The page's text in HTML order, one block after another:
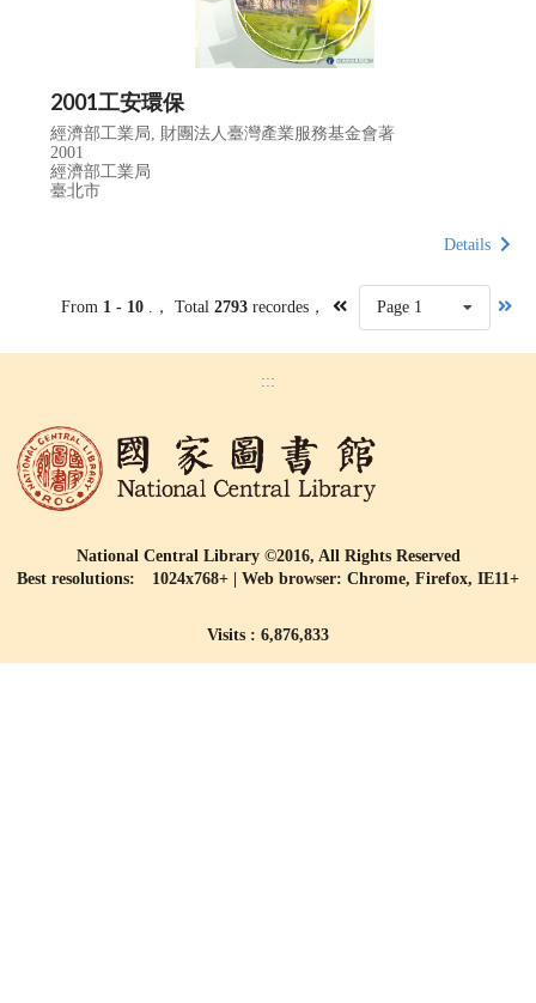
2001工安環保
經濟部工業局, 財團法人臺灣產業服務基金會著
2001
經濟部工業局
臺北市
Details
From 1 - 10 .， Total 2793recordes， Page 1
:::
National Central Library ©2016, All Rights Reserved
Best resolutions: 1024x768+ | Web browser: Chrome, Firefox, IE11+
Visits : 6,876,833